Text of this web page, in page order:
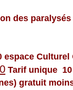
des
espace
Tarif unique
gratuit